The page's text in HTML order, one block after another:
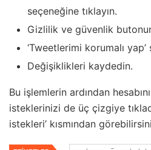
seçeneğine tıklayın.
Gizlilik ve güvenlik
‘Tweetlerimi korumalı
Değişiklikleri kaydedin.
Bu işlemlerin ardından
isteklerinizi de üç çizgiye
istekleri’ kısmından